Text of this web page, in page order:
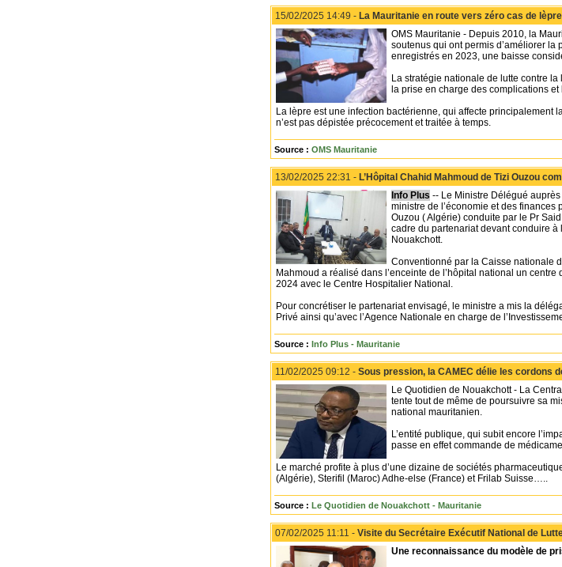
15/02/2025 14:49 - La Mauritanie en route vers zéro cas de lèpre
OMS Mauritanie - Depuis 2010, la
soutenus qui ont permis d’améliorer
enregistrés en 2023, une baisse
La stratégie nationale de lutte contre
la prise en charge des complications
La lèpre est une infection bactérienne, qui affecte principalement
n’est pas dépistée précocement et traitée à temps.
Source : OMS Mauritanie
13/02/2025 22:31 - L’Hôpital Chahid Mahmoud de Tizi Ouzou
Info Plus -- Le Ministre Délégué
ministre de l’économie et des
Ouzou ( Algérie) conduite par le Pr
cadre du partenariat devant conduire à
Nouakchott.
Conventionné par la Caisse nationale
Mahmoud a réalisé dans l’enceinte de l’hôpital national un
2024 avec le Centre Hospitalier National.
Pour concrétiser le partenariat envisagé, le ministre a mis la
Privé ainsi qu’avec l’Agence Nationale en charge de
Source : Info Plus - Mauritanie
11/02/2025 09:12 - Sous pression, la CAMEC délie les cordons
Le Quotidien de Nouakchott - La
tente tout de même de poursuivre sa
national mauritanien.
L’entité publique, qui subit encore
passe en effet commande de
Le marché profite à plus d’une dizaine de sociétés
(Algérie), Sterifil (Maroc) Adhe-else (France) et Frilab Suisse…..
Source : Le Quotidien de Nouakchott - Mauritanie
07/02/2025 11:11 - Visite du Secrétaire Exécutif National de
Une reconnaissance du modèle de